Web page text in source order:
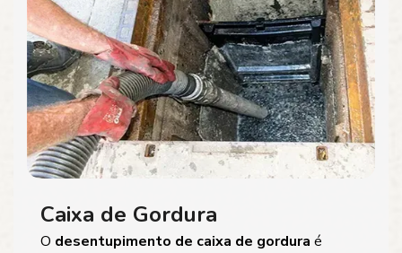
Caixa de Gordura
O desentupimento de caixa de gordura é